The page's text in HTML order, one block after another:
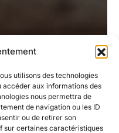
utilisons des technologies
aux informations des
nous permettra de
de navigation ou les ID
ou de retirer son
sur certaines caractéristiques